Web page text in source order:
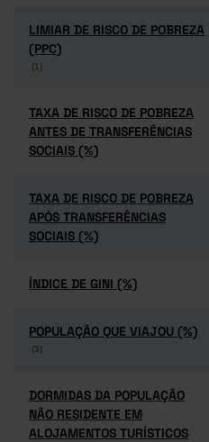
LIMIAR DE RISCO DE POBREZA
(PPC)
(1)
LIMIAR DE RISCO DE POBREZA
(PPC)
(1)
TAXA DE RISCO DE POBREZA
ANTES DE TRANSFERÊNCIAS
SOCIAIS (%)
TAXA DE RISCO DE POBREZA
ANTES DE TRANSFERÊNCIAS
SOCIAIS (%)
TAXA DE RISCO DE POBREZA
APÓS TRANSFERÊNCIAS
SOCIAIS (%)
TAXA DE RISCO DE POBREZA
APÓS TRANSFERÊNCIAS
SOCIAIS (%)
ÍNDICE DE GINI (%)
ÍNDICE DE GINI (%)
POPULAÇÃO QUE VIAJOU (%)
(3)
POPULAÇÃO QUE VIAJOU (%)
(3)
DORMIDAS DA POPULAÇÃO
NÃO RESIDENTE EM
ALOJAMENTOS TURÍSTICOS
DORMIDAS DA POPULAÇÃO
NÃO RESIDENTE EM
ALOJAMENTOS TURÍSTICOS